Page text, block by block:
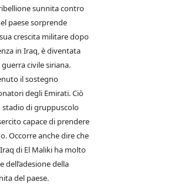
sunnita contro
paese sorprende
crescita militare dopo
in Iraq, è diventata
civile siriana.
il sostegno
degli Emirati. Ciò
stadio di gruppuscolo
capace di prendere
Occorre anche dire che
di El Maliki ha molto
dell’adesione della
del paese.